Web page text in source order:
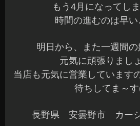
もう4月になってし
時間の進むのは早い
明日から、また一週間の
元気に頑張りまし
当店も元気に営業しています
待ちしてま～
長野県 安曇野市 カーシ